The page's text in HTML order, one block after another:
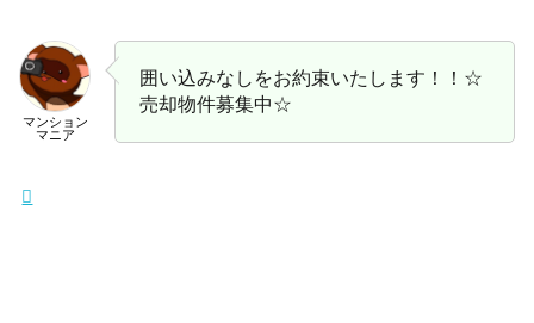
マンション
マニア
囲い込みなしをお約束いたします！！☆
売却物件募集中☆